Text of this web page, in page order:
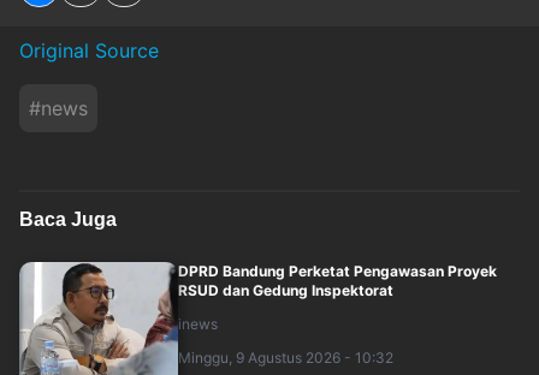
Original Source
#news
Baca Juga
DPRD Bandung Perketat Pengawasan Proyek
RSUD dan Gedung Inspektorat
inews
Minggu, 9 Agustus 2026 - 10:32